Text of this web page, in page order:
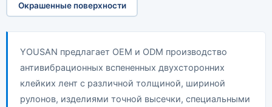
Окрашенные поверхности
YOUSAN предлагает OEM и ODM производство
антивибрационных вспененных двухсторонних
клейких лент с различной толщиной, шириной
рулонов, изделиями точной высечки, специальными